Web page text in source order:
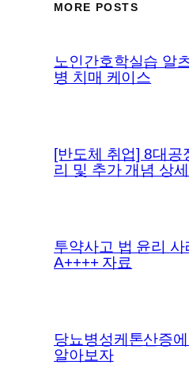
MORE POSTS
노인간호학실습 알
병 치매 케이스
[반도체 취업] 8대공
리 및 추가 개념 상
투약사고 법 윤리 사
A++++ 자료
당뇨병성케톤산증
알아보자